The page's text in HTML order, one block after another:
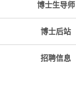
博士生导师
博士后站
招聘信息